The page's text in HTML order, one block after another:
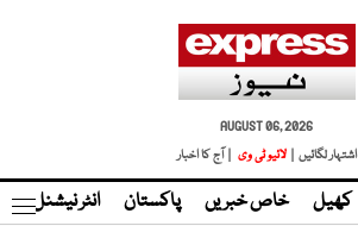
AUGUST 06, 2026
اشتہار لگائیں |
لائیو ٹی وی | آج کا اخبار
کھیل خاص خبریں پاکستان انٹر نیشنل